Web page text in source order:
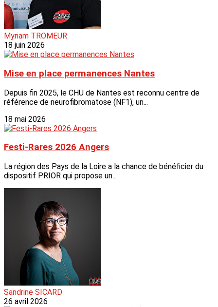
Myriam TROMEUR
18 juin 2026
Mise en place permanences Nantes
Depuis fin 2025, le CHU de Nantes est reconnu centre de
référence de neurofibromatose (NF1), un...
18 mai 2026
Festi-Rares 2026 Angers
La région des Pays de la Loire a la chance de bénéficier du
dispositif PRIOR qui propose un...
Sandrine SICARD
26 avril 2026